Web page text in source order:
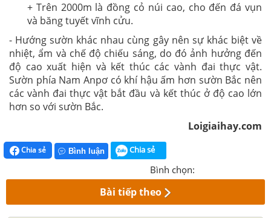
+ Trên 2000m là đồng cỏ núi cao, cho đến đá vụn
và băng tuyết vĩnh cửu.
- Hướng sườn khác nhau cùng gây nên sự khác biệt về
nhiệt, ẩm và chế độ chiếu sáng, do đó ảnh hưởng đến
độ cao xuất hiện và kết thúc các vành đai thực vật.
Sườn phía Nam Anpơ có khí hậu ấm hơn sườn Bắc nên
các vành đai thực vật bắt đầu và kết thúc ở độ cao lớn
hơn so với sườn Bắc.
Loigiaihay.com
Chia sẻ Bình luận Chia sẻ
Bình chọn:
Bài tiếp theo